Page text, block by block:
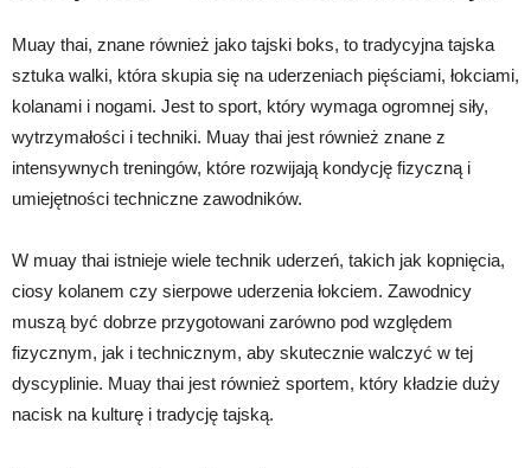
Muay thai, znane również jako tajski boks, to tradycyjna tajska
sztuka walki, która skupia się na uderzeniach pięściami, łokciami,
kolanami i nogami. Jest to sport, który wymaga ogromnej siły,
wytrzymałości i techniki. Muay thai jest również znane z
intensywnych treningów, które rozwijają kondycję fizyczną i
umiejętności techniczne zawodników.
W muay thai istnieje wiele technik uderzeń, takich jak kopnięcia,
ciosy kolanem czy sierpowe uderzenia łokciem. Zawodnicy
muszą być dobrze przygotowani zarówno pod względem
fizycznym, jak i technicznym, aby skutecznie walczyć w tej
dyscyplinie. Muay thai jest również sportem, który kładzie duży
nacisk na kulturę i tradycję tajską.